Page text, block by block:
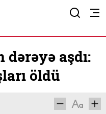
dərəyə aşdı:
öldü